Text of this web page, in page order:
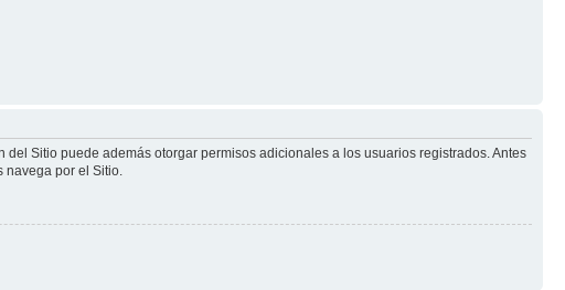
Sitio puede además otorgar permisos adicionales a los usuarios registrados. Antes
navega por el Sitio.